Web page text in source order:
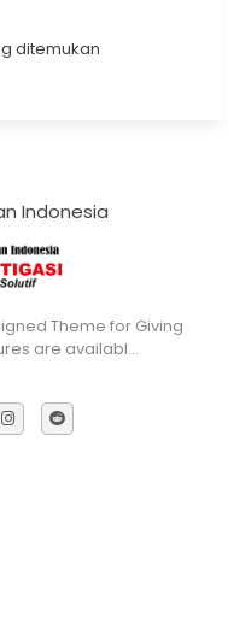
ditemukan
Indonesia
Theme for Giving
are availabl…